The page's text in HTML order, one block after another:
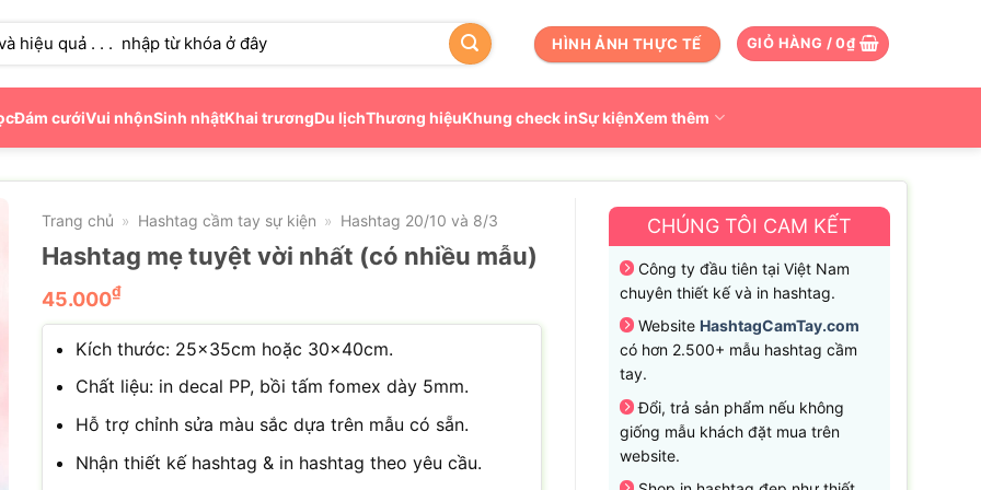
HÌNH ẢNH THỰC TẾ GIỎ HÀNG /0₫
Đám cướiVui nhộnSinh nhậtKhai trươngDu lịchThương hiệuKhung check inSự kiệnXem thêm
Trang chủ » Hashtag cầm tay sự kiện » Hashtag 20/10 và 8/3
Hashtag mẹ tuyệt vời nhất (có nhiều mẫu)
45.000₫
Kích thước: 25x35cm hoặc 30x40cm.
Chất liệu: in decal PP, bồi tấm fomex dày 5mm.
Hỗ trợ chỉnh sửa màu sắc dựa trên mẫu có sẵn.
Nhận thiết kế hashtag & in hashtag theo yêu cầu.
CHÚNG TÔI CAM KẾT
Công ty đầu tiên tại Việt Nam
chuyên thiết kế và in hashtag.
Website HashtagCamTay.com
có hơn 2.500+ mẫu hashtag cầm
tay.
Đổi, trả sản phẩm nếu không
giống mẫu khách đặt mua trên
website.